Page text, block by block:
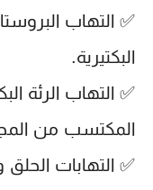
✅ التهاب
البكتيرية.
✅ التهاب الرئة
المكتسب من
✅ التهابات الحلق